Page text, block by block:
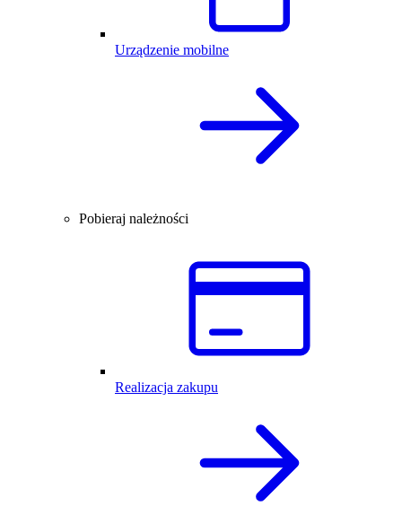
Urządzenie mobilne
Pobieraj należności
Realizacja zakupu